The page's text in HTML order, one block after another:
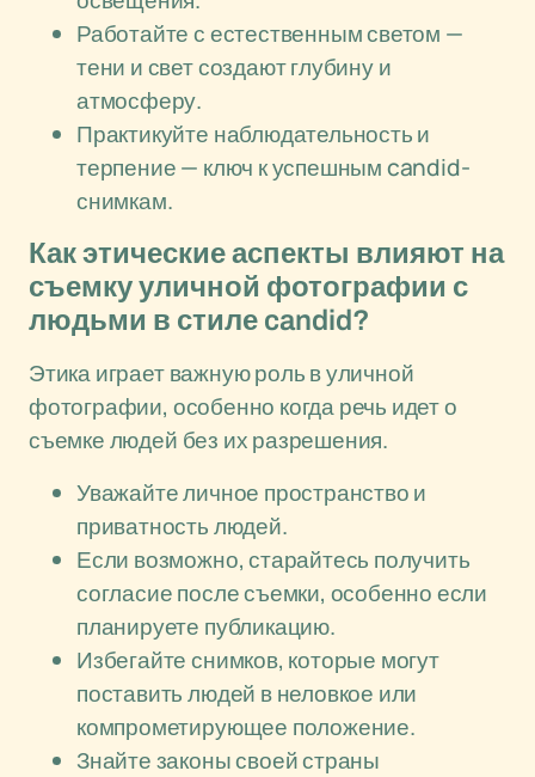
Работайте с естественным светом —
тени и свет создают глубину и
атмосферу.
Практикуйте наблюдательность и
терпение — ключ к успешным candid-
снимкам.
Как этические аспекты влияют на
съемку уличной фотографии с
людьми в стиле candid?
Этика играет важную роль в уличной
фотографии, особенно когда речь идет о
съемке людей без их разрешения.
Уважайте личное пространство и
приватность людей.
Если возможно, старайтесь получить
согласие после съемки, особенно если
планируете публикацию.
Избегайте снимков, которые могут
поставить людей в неловкое или
компрометирующее положение.
Знайте законы своей страны